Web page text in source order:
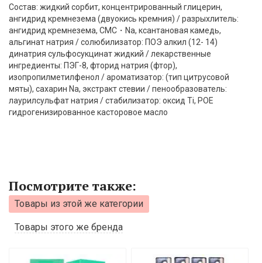
Состав: жидкий сорбит, концентрированный глицерин,
ангидрид кремнезема (двуокись кремния) / разрыхлитель:
ангидрид кремнезема, CMC・Na, ксантановая камедь,
альгинат натрия / солюбилизатор: ПОЭ алкил (12- 14)
динатрия сульфосукцинат жидкий / лекарственные
ингредиенты: ПЭГ-8, фторид натрия (фтор),
изопропилметилфенол / ароматизатор: (тип цитрусовой
мяты), сахарин Na, экстракт стевии / пенообразователь:
лаурилсульфат натрия / стабилизатор: оксид Ti, POE
гидрогенизированное касторовое масло
Посмотрите также:
Товары из этой же категории
Товары этого же бренда